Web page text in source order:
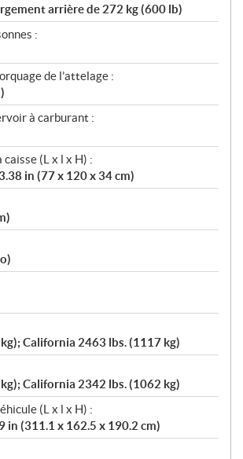
arrière de 272 kg (600 lb)
:
de l’attelage :
à carburant :
(L x l x H) :
in (77 x 120 x 34 cm)
California 2463 lbs. (1117 kg)
California 2342 lbs. (1062 kg)
(L x l x H) :
in (311.1 x 162.5 x 190.2 cm)